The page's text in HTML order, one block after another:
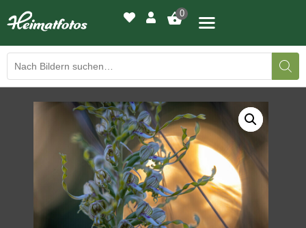
0
BILDERGALERIE
DRUCKQUALITÄTEN
LED-LEUCHTBILDER
WIR DRUCKEN IHR BILD